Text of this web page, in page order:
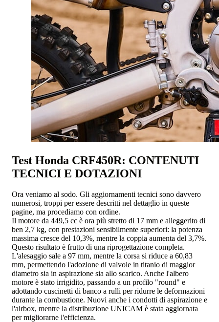
Test Honda CRF450R: CONTENUTI
TECNICI E DOTAZIONI
Ora veniamo al sodo. Gli aggiornamenti tecnici sono davvero
numerosi, troppi per essere descritti nel dettaglio in queste
pagine, ma procediamo con ordine.
Il motore da 449,5 cc è ora più stretto di 17 mm e alleggerito di
ben 2,7 kg, con prestazioni sensibilmente superiori: la potenza
massima cresce del 10,3%, mentre la coppia aumenta del 3,7%.
Questo risultato è frutto di una riprogettazione completa.
L'alesaggio sale a 97 mm, mentre la corsa si riduce a 60,83
mm, permettendo l'adozione di valvole in titanio di maggior
diametro sia in aspirazione sia allo scarico. Anche l'albero
motore è stato irrigidito, passando a un profilo "round" e
adottando cuscinetti di banco a rulli per ridurre le deformazioni
durante la combustione. Nuovi anche i condotti di aspirazione e
l'airbox, mentre la distribuzione UNICAM è stata aggiornata
per migliorarne l'efficienza.